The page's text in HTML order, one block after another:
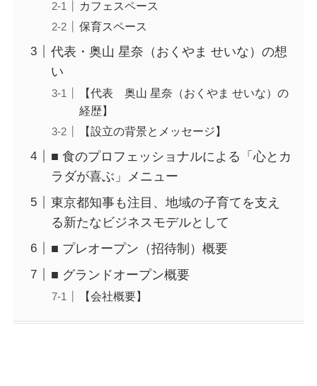
カフェスペース
保育スペース
代表・奥山 星奈（おくやま せいな）の想
い
【代表 奥山 星奈（おくやま せいな）の
経歴】
【設立の背景とメッセージ】
■ 食のプロフェッショナルによる「心とカ
ラダが喜ぶ」メニュー
東京都知事も注目、地域の子育てを支え
る新たなビジネスモデルとして
■ プレオープン（招待制）概要
■ グランドオープン概要
【会社概要】